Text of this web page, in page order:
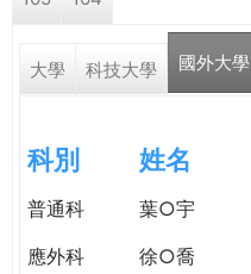
格。
r
e
e
r
大學 科技大學 國外大學
科別 姓名
普通科 葉○宇
應外科
徐○喬